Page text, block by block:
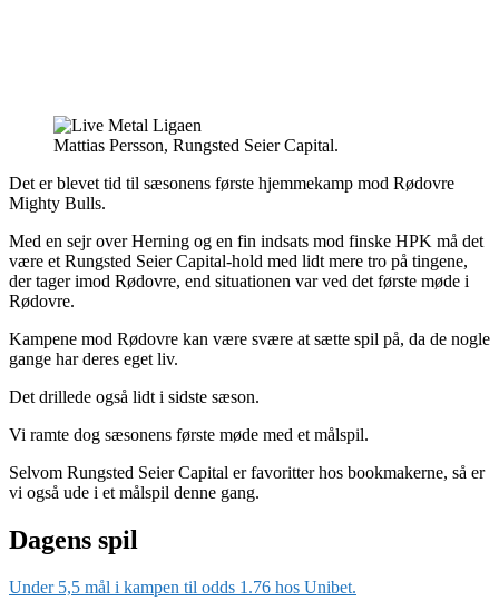
Mattias Persson, Rungsted Seier Capital.
Det er blevet tid til sæsonens første hjemmekamp mod Rødovre
Mighty Bulls.
Med en sejr over Herning og en fin indsats mod finske HPK må det
være et Rungsted Seier Capital-hold med lidt mere tro på tingene,
der tager imod Rødovre, end situationen var ved det første møde i
Rødovre.
Kampene mod Rødovre kan være svære at sætte spil på, da de nogle
gange har deres eget liv.
Det drillede også lidt i sidste sæson.
Vi ramte dog sæsonens første møde med et målspil.
Selvom Rungsted Seier Capital er favoritter hos bookmakerne, så er
vi også ude i et målspil denne gang.
Dagens spil
Under 5,5 mål i kampen til odds 1.76 hos Unibet.